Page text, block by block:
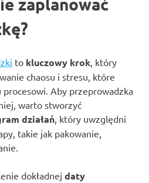
to kluczowy krok , który
chaosu i stresu, które
Aby przeprowadzka
warto stworzyć
działań , który uwzględni
takie jak pakowanie,
dokładnej daty